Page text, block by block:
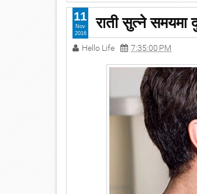
राती सुत्ने समयमा
Hello Life 7:35:00 PM
11
Nov
2016